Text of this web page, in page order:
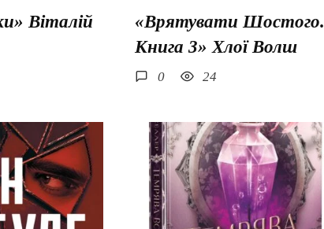
Віталій
«Врятувати Шостого.
Книга 3» Хлої Волш
0 24